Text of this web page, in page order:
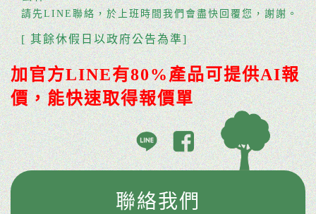
請先LINE聯絡，於上班時間我們會盡快回覆您，謝謝。
[ 其餘休假日以政府公告為準]
加官方LINE有80%產品可提供AI報
價，能快速取得報價單
聯絡我們